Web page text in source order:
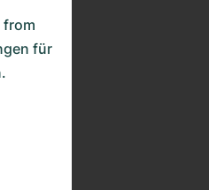
from
für